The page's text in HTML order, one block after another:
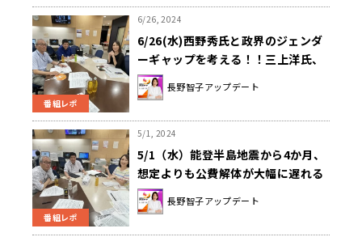
番組レポ
6/26, 2024
6/26(水)西野秀氏と政界のジェンダ
ーギャップを考える！！三上洋氏、
ネットの誤情報や偽情報とどう向き
合うべきか解説！！
長野智子アップデート
番組レポ
5/1, 2024
5/1（水）能登半島地震から4か月、
想定よりも公費解体が大幅に遅れる
現状…これでは復興が進まない！
長野智子アップデート